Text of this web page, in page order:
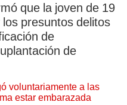
que la joven de 19
presuntos delitos
de
de
voluntariamente a las
estar embarazada